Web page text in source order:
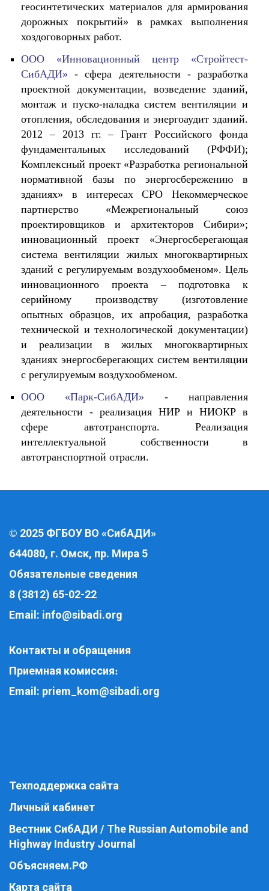
геосинтетических материалов для армирования
дорожных покрытий» в рамках выполнения
хоздоговорных работ.
ООО «Инновационный центр «Стройтест-
СибАДИ» - сфера деятельности - разработка
проектной документации, возведение зданий,
монтаж и пуско-наладка систем вентиляции и
отопления, обследования и энергоаудит зданий.
2012 – 2013 гг. – Грант Российского фонда
фундаментальных исследований (РФФИ);
Комплексный проект «Разработка региональной
нормативной базы по энергосбережению в
зданиях» в интересах СРО Некоммерческое
партнерство «Межрегиональный союз
проектировщиков и архитекторов Сибири»;
инновационный проект «Энергосберегающая
система вентиляции жилых многоквартирных
зданий с регулируемым воздухообменом». Цель
инновационного проекта – подготовка к
серийному производству (изготовление
опытных образцов, их апробация, разработка
технической и технологической документации)
и реализации в жилых многоквартирных
зданиях энергосберегающих систем вентиляции
с регулируемым воздухообменом.
ООО «Парк-СибАДИ» - направления
деятельности - реализация НИР и НИОКР в
сфере автотранспорта. Реализация
интеллектуальной собственности в
автотранспортной отрасли.
© 2025 ФГБОУ ВО «СибАДИ»
644080, г. Омск, пр. Мира 5
Обязательные сведения
8 (3812) 65-02-22
Email: info@sibadi.org
Контакты и обращения
Приемная комиссия:
Email: priem_kom@sibadi.org
Техподдержка сайта
Личный кабинет
Вестник СибАДИ / The Russian Automobile and
Highway Industry Journal
Объясняем.РФ
Карта сайта